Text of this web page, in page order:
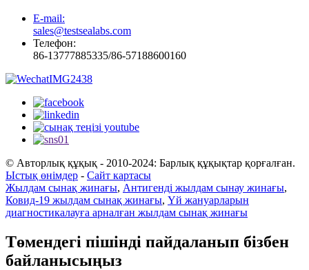
E-mail:
sales@testsealabs.com
Телефон:
86-13777885335/86-57188600160
© Авторлық құқық - 2010-2024: Барлық құқықтар қорғалған.
Ыстық өнімдер - Сайт картасы
Жылдам сынақ жинағы, Антигенді жылдам сынау жинағы,
Ковид-19 жылдам сынақ жинағы, Үй жануарларын
диагностикалауға арналған жылдам сынақ жинағы
Төмендегі пішінді пайдаланып бізбен
байланысыңыз